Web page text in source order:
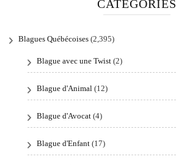
CATÉGORIES
Blagues Québécoises (2,395)
Blague avec une Twist (2)
Blague d'Animal (12)
Blague d'Avocat (4)
Blague d'Enfant (17)